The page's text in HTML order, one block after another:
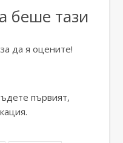
беше тази
да я оцените!
първият,